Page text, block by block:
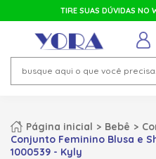
TIRE SUAS DÚVIDAS NO
Página inicial Bebê
Conjunto Feminino Blusa e
1000539 - Kyly